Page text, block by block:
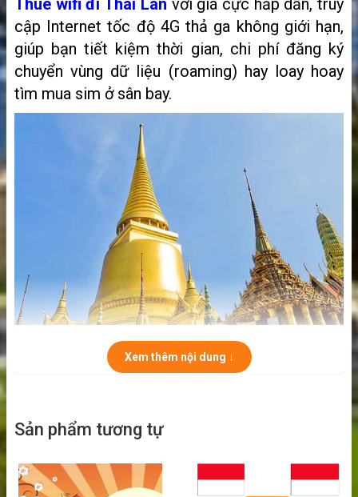
Thuê wifi đi Thái Lan với giá cực hấp dẫn, truy
cập Internet tốc độ 4G thả ga không giới hạn,
giúp bạn tiết kiệm thời gian, chi phí đăng ký
chuyển vùng dữ liệu (roaming) hay loay hoay
tìm mua sim ở sân bay.
Những lợi ích của dịch vụ thuê wifi đi Thái
Xem thêm nội dung ↓
Sản phẩm tương tự